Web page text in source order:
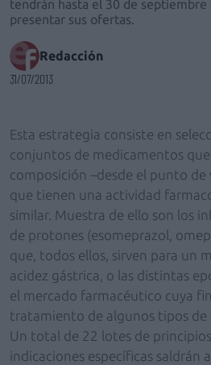
tendrán hasta el 30 de septiembre
presentar sus ofertas.
Redacción
31/07/2013
Esta estrategia consiste en
conjuntos de medicamentos
composición –desde el punto de
que tienen una actividad
similar. Muestra de ello son los
de protones (esomeprazol,
que, todos ellos, sirven para un
acidez gástrica, o las distintas
el mercado farmacéutico cuya
tratamiento de algunos tipos de
Un total de 22 lotes de
indicaciones específicas saldrán